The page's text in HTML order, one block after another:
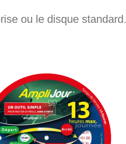
ou le disque standard.